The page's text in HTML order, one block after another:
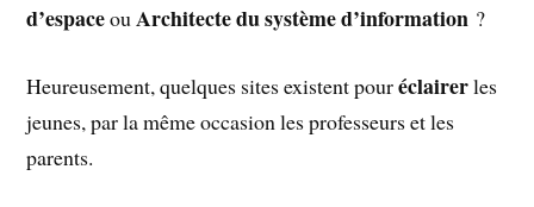
d’espaceouArchitecte du système d’information ?
Heureusement, quelques sites existent pouréclairerles
jeunes, par la même occasion les professeurs et les
parents.